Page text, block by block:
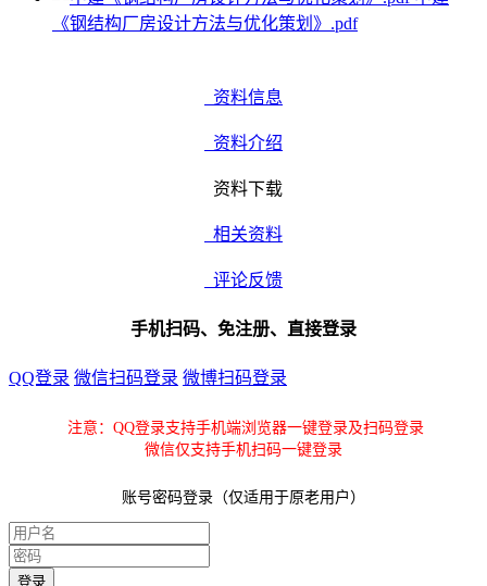
《钢结构厂房设计方法与优化策划》.pdf
资料信息
资料介绍
资料下载
相关资料
评论反馈
手机扫码、免注册、直接登录
QQ登录 微信扫码登录 微博扫码登录
注意：QQ登录支持手机端浏览器一键登录及扫码登录
微信仅支持手机扫码一键登录
账号密码登录（仅适用于原老用户）